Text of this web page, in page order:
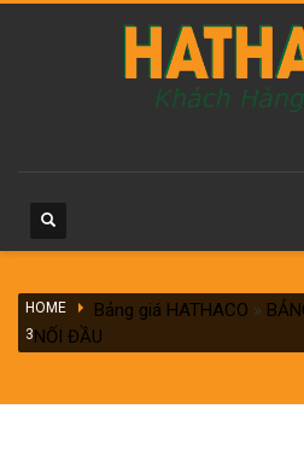
Các danh mục sản
Máy hàn ống PPR
Phụ kiện nối ống HDPE
HOME Bảng giá HATHACO »
NỐI ĐẦU
3